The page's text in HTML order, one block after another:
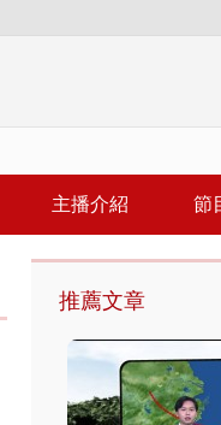
主播介紹 節
推薦文章